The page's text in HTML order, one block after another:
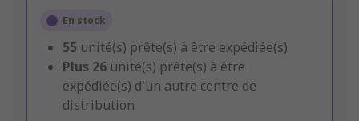
En stock
55 unité(s) prête(s) à être expédiée(s)
Plus 26 unité(s) prête(s) à être
expédiée(s) d'un autre centre de
distribution